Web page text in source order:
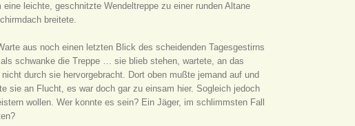
leichte, geschnitzte Wendeltreppe zu einer runden Altane
breitete.
aus noch einen letzten Blick des scheidenden Tagesgestirns
schwanke die Treppe … sie blieb stehen, wartete, an das
durch sie hervorgebracht. Dort oben mußte jemand auf und
sie an Flucht, es war doch gar zu einsam hier. Sogleich jedoch
wollen. Wer konnte es sein? Ein Jäger, im schlimmsten Fall